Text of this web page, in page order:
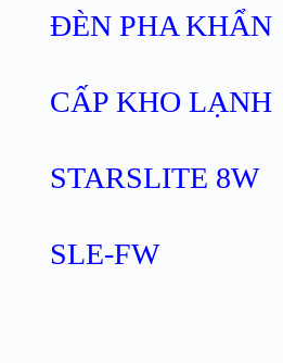
ĐÈN PHA KHẨN
CẤP KHO LẠNH
STARSLITE 8W
SLE-FW